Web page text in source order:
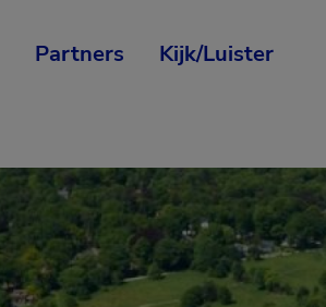
Partners Kijk/Luister